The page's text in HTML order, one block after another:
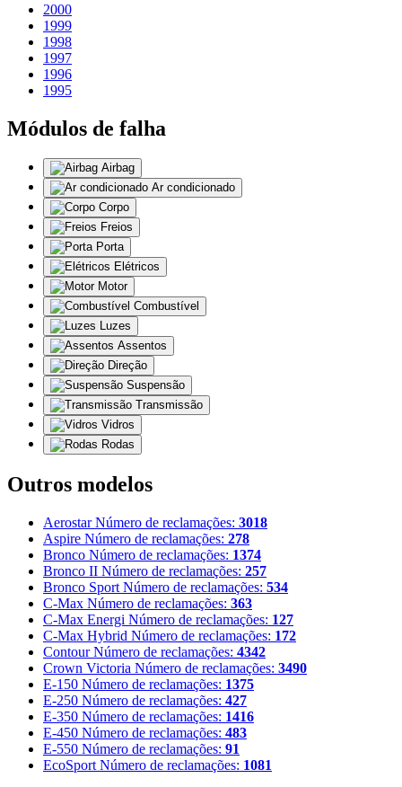
2000
1999
1998
1997
1996
1995
Módulos de falha
Airbag
Ar condicionado
Corpo
Freios
Porta
Elétricos
Motor
Combustível
Luzes
Assentos
Direção
Suspensão
Transmissão
Vidros
Rodas
Outros modelos
Aerostar Número de reclamações: 3018
Aspire Número de reclamações: 278
Bronco Número de reclamações: 1374
Bronco II Número de reclamações: 257
Bronco Sport Número de reclamações: 534
C-Max Número de reclamações: 363
C-Max Energi Número de reclamações: 127
C-Max Hybrid Número de reclamações: 172
Contour Número de reclamações: 4342
Crown Victoria Número de reclamações: 3490
E-150 Número de reclamações: 1375
E-250 Número de reclamações: 427
E-350 Número de reclamações: 1416
E-450 Número de reclamações: 483
E-550 Número de reclamações: 91
EcoSport Número de reclamações: 1081